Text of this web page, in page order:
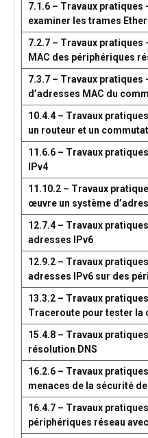
7.1.6 – Travaux
examiner les trames
7.2.7 – Travaux
MAC des périphériques
7.3.7 – Travaux pratiques
d’adresses MAC du
10.4.4 – Travaux
un routeur et un
11.6.6 – Travaux
IPv4
11.10.2 – Travaux
œuvre un système
12.7.4 – Travaux
adresses IPv6
12.9.2 – Travaux
adresses IPv6 sur des
13.3.2 – Travaux
Traceroute pour tester la
15.4.8 – Travaux
résolution DNS
16.2.6 – Travaux
menaces de la sécurité
16.4.7 – Travaux
périphériques réseau avec